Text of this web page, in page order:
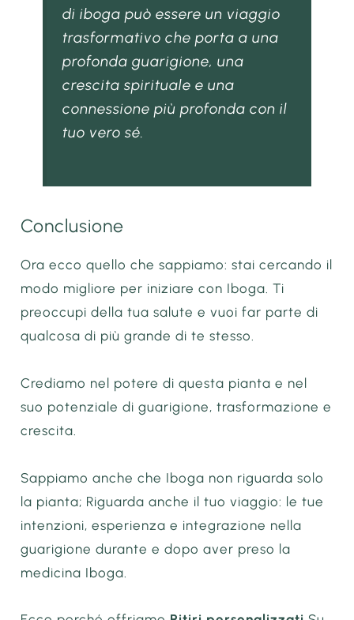
di iboga può essere un viaggio
trasformativo che porta a una
profonda guarigione, una
crescita spirituale e una
connessione più profonda con il
tuo vero sé.
Conclusione
Ora ecco quello che sappiamo: stai cercando il
modo migliore per iniziare con Iboga. Ti
preoccupi della tua salute e vuoi far parte di
qualcosa di più grande di te stesso.
Crediamo nel potere di questa pianta e nel
suo potenziale di guarigione, trasformazione e
crescita.
Sappiamo anche che Iboga non riguarda solo
la pianta; Riguarda anche il tuo viaggio: le tue
intenzioni, esperienza e integrazione nella
guarigione durante e dopo aver preso la
medicina Iboga.